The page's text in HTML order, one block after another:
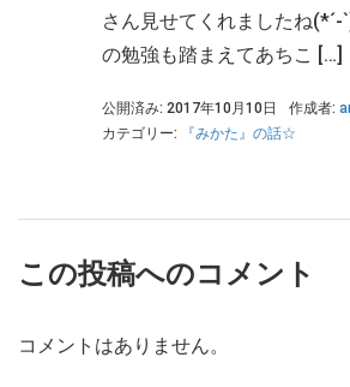
さん見せてくれましたね
の勉強も踏まえてあちこ […]
公開済み: 2017年10月10日 作成者:
カテゴリー:
『みかた』の話☆
この投稿へのコメント
コメントはありません。